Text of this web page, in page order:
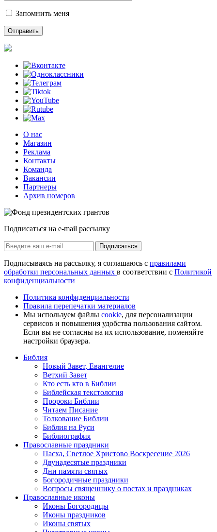
Запомнить меня
О нас
Магазин
Реклама
Контакты
Команда
Вакансии
Партнеры
Архив номеров
Подписаться на e-mail рассылку
Подписаться
Подписываясь на рассылку, я соглашаюсь с правилами
обработки персональных данных в соответствии с Политикой
конфиденциальности
Политика конфиденциальности
Правила перепечатки материалов
Мы используем файлы cookie, для персонализации
сервисов и повышения удобства пользования сайтом.
Если вы не согласны на их использование, поменяйте
настройки браузера.
Библия
Новый Завет, Евангелие
Ветхий Завет
Кто есть кто в Библии
Библейская текстология
Пророки Библии
Читаем Писание
Толкование Библии
Библия на Руси
Библиография
Православные праздники
Пасха, Светлое Христово Воскресение 2026
Двунадесятые праздники
Дни памяти святых
Богородичные праздники
Вопросы священнику о постах и праздниках
Православные иконы
Иконы Богородицы
Иконы праздников
Иконы святых